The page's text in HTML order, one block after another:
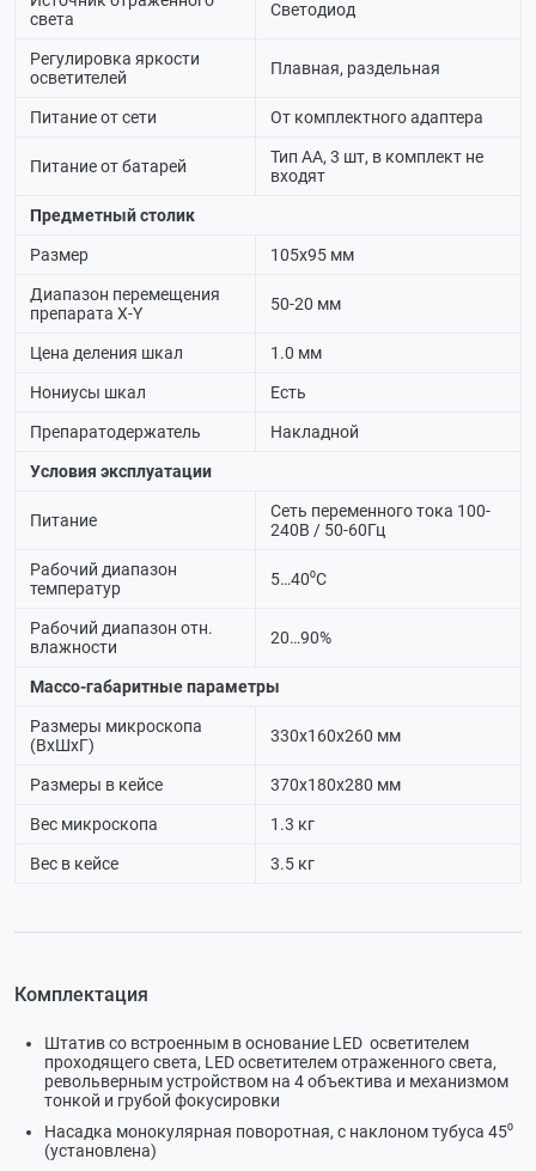
света
Светодиод
Регулировка яркости
осветителей
Плавная, раздельная
Питание от сети От комплектного адаптера
Питание от батарей
Тип АА, 3 шт, в комплект не
входят
Предметный столик
Размер 105х95 мм
Диапазон перемещения
препарата X-Y
50-20 мм
Цена деления шкал 1.0 мм
Нониусы шкал Есть
Препаратодержатель Накладной
Условия эксплуатации
Питание
Cеть переменного тока 100-
240В / 50-60Гц
Рабочий диапазон
температур
5…40⁰С
Рабочий диапазон отн.
влажности
20…90%
Массо-габаритные параметры
Размеры микроскопа
(ВхШхГ)
330х160х260 мм
Размеры в кейсе 370х180х280 мм
Вес микроскопа 1.3 кг
Вес в кейсе 3.5 кг
Комплектация
Штатив со встроенным в основание LED осветителем
проходящего света, LED осветителем отраженного света,
револьверным устройством на 4 объектива и механизмом
тонкой и грубой фокусировки
Насадка монокулярная поворотная, с наклоном тубуса 45⁰
(установлена)